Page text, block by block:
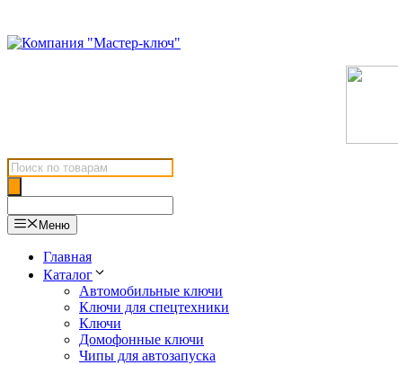
к
содержимому
Поиск
товаров
Меню
Главная
Каталог
Автомобильные ключи
Ключи для спецтехники
Ключи
Домофонные ключи
Чипы для автозапуска